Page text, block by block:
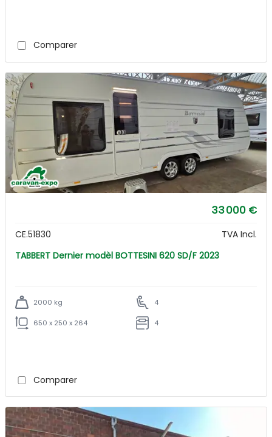
Comparer
33 000 €
CE.51830
TVA Incl.
TABBERT Dernier modèl BOTTESINI 620 SD/F 2023
2000 kg 4
650 x 250 x 264 4
Comparer